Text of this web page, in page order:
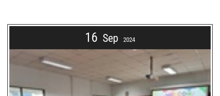
16 Sep 2024